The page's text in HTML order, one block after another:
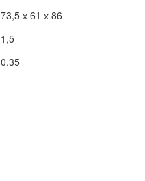
73,5 х 61 х 86
1,5
0,35